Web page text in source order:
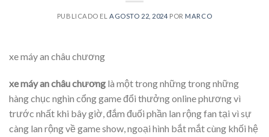
PUBLICADO EL AGOSTO 22, 2024 POR MARCO
xe máy an châu chương
xe máy an châu chương là một trong những trong những
hàng chục nghìn cổng game đổi thưởng online phương vì
trước nhất khi bây giờ, đắm đuối phần lan rộng fan tại vì sự
càng lan rộng về game show, ngoại hình bắt mắt cùng khối hệ